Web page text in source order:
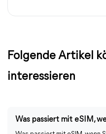
Folgende Artikel
interessieren
Was passiert mit eSIM,